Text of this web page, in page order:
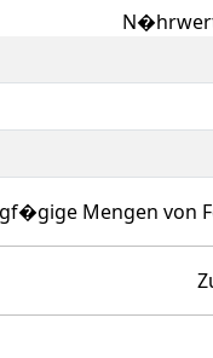
Mengen von